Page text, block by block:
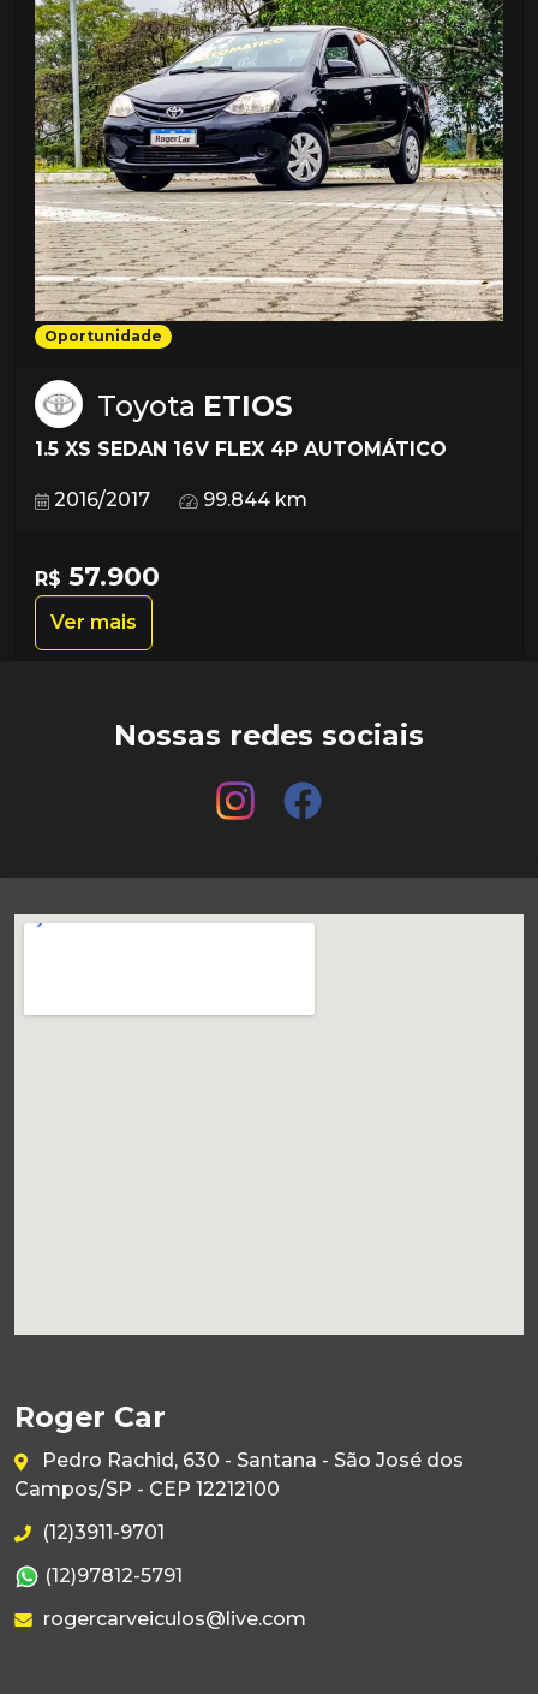
Oportunidade
Toyota ETIOS
1.5 XS SEDAN 16V FLEX 4P AUTOMÁTICO
2016/2017 99.844 km
R$ 57.900
Ver mais
Nossas redes sociais
Roger Car
Pedro Rachid, 630 - Santana - São José dos
Campos/SP - CEP 12212100
(12)3911-9701
(12)97812-5791
rogercarveiculos@live.com